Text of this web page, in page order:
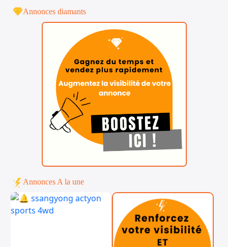
Annonces diamants
Annonces A la une